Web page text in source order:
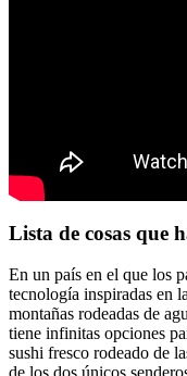
Lista de cosas que
En un país en el que los
tecnología inspiradas en
montañas rodeadas de
tiene infinitas opciones
sushi fresco rodeado de